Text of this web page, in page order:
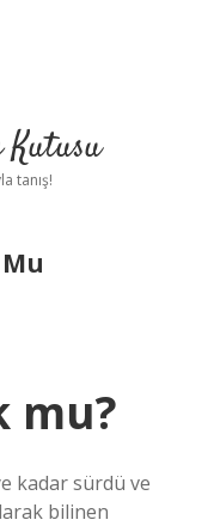
Kutusu
tanış!
mu?
kadar sürdü ve
bilinen